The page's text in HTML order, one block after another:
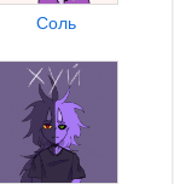
Соль